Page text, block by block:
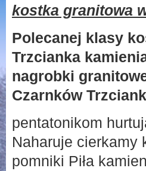
kostka granitowa
Polecanej klasy
Trzcianka
nagrobki
Czarnków
pentatonikom
Naharuje cierkamy
pomniki Piła